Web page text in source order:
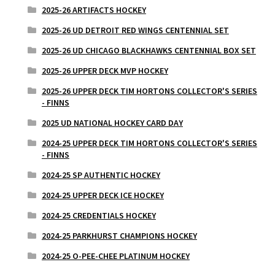
2025-26 ARTIFACTS HOCKEY
2025-26 UD DETROIT RED WINGS CENTENNIAL SET
2025-26 UD CHICAGO BLACKHAWKS CENTENNIAL BOX SET
2025-26 UPPER DECK MVP HOCKEY
2025-26 UPPER DECK TIM HORTONS COLLECTOR'S SERIES
- FINNS
2025 UD NATIONAL HOCKEY CARD DAY
2024-25 UPPER DECK TIM HORTONS COLLECTOR'S SERIES
- FINNS
2024-25 SP AUTHENTIC HOCKEY
2024-25 UPPER DECK ICE HOCKEY
2024-25 CREDENTIALS HOCKEY
2024-25 PARKHURST CHAMPIONS HOCKEY
2024-25 O-PEE-CHEE PLATINUM HOCKEY